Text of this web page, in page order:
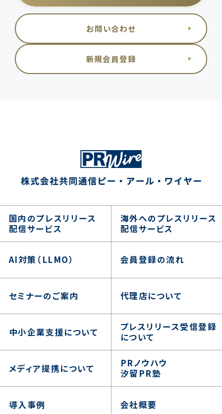
お問い合わせ
新規会員登録
国内のプレスリリース
配信サービス
海外へのプレスリリース
配信サービス
AI対策（LLMO） 会員登録の流れ
セミナーのご案内 代理店について
中小企業支援について
プレスリリース受信登録
について
メディア提携について
PRノウハウ
汐留PR塾
導入事例 会社概要